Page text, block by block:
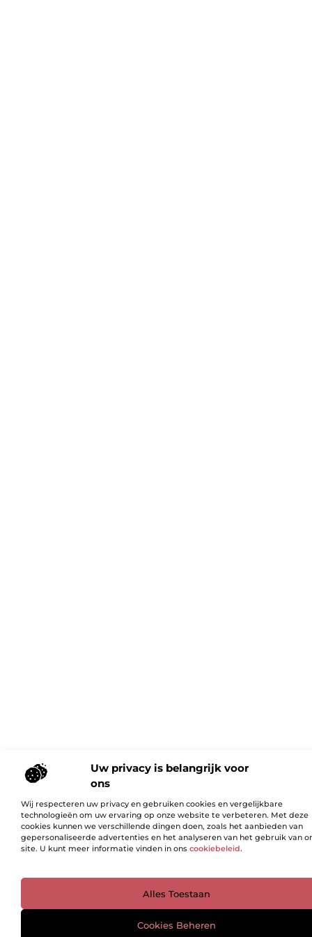
Uw privacy is belangrijk voor
ons
Wij respecteren uw privacy en gebruiken cookies en vergelijkbare
technologieën om uw ervaring op onze website te verbeteren. Met deze
cookies kunnen we verschillende dingen doen, zoals het aanbieden van
gepersonaliseerde advertenties en het analyseren van het gebruik van
site. U kunt meer informatie vinden in ons cookiebeleid.
Alles Toestaan
Cookies Beheren